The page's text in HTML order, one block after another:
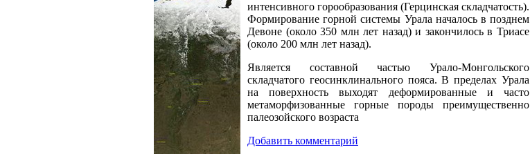
интенсивного горообразования (Герцинская складчатость).
Формирование горной системы Урала началось в позднем
Девоне (около 350 млн лет назад) и закончилось в Триасе
(около 200 млн лет назад).
Является составной частью Урало-Монгольского
складчатого геосинклинального пояса. В пределах Урала
на поверхность выходят деформированные и часто
метаморфизованные горные породы преимущественно
палеозойского возраста
Добавить комментарий